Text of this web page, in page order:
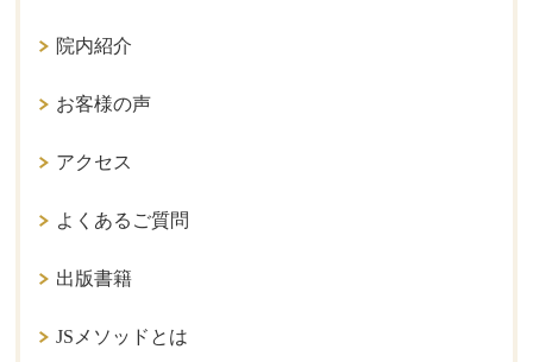
院内紹介
お客様の声
アクセス
よくあるご質問
出版書籍
JSメソッドとは